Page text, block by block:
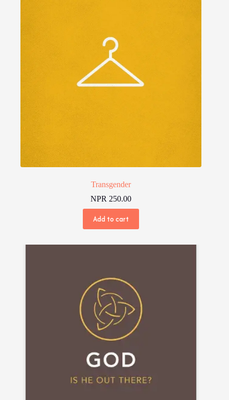
Transgender
NPR 250.00
Add to cart